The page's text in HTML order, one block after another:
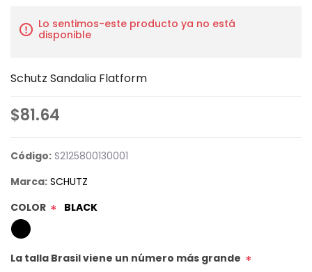
Lo sentimos-este producto ya no está
disponible
Schutz Sandalia Flatform
$81.64
Código: S2125800130001
Marca: SCHUTZ
COLOR * BLACK
La talla Brasil viene un número más grande *